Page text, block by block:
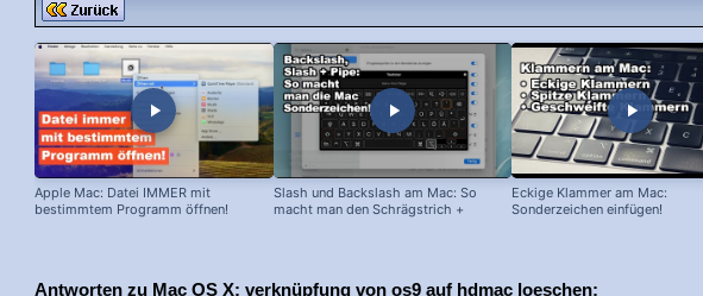
Apple Mac: Datei IMMER mit
bestimmtem Programm öffnen!
Slash und Backslash am Mac: So
macht man den Schrägstrich +
Eckige Klammer am Mac:
Sonderzeichen einfügen!
Antworten zu Mac OS X: verknüpfung von os9 auf hdmac loeschen: